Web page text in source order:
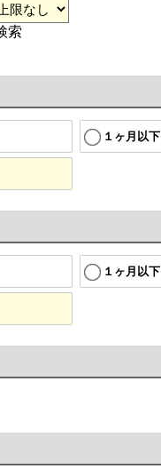
索
１ヶ月以下
１ヶ月以下